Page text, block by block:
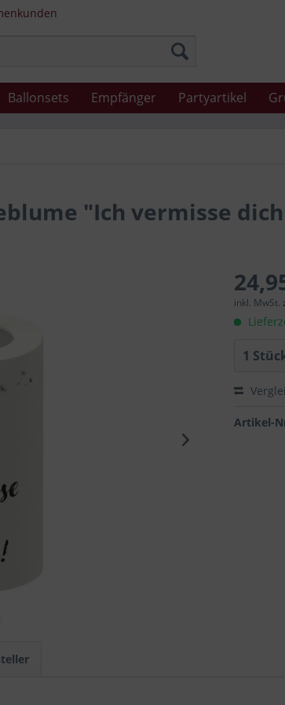
Ballonsets Empfänger Partyartikel
"Ich vermisse
inkl. MwSt.
Artikel-